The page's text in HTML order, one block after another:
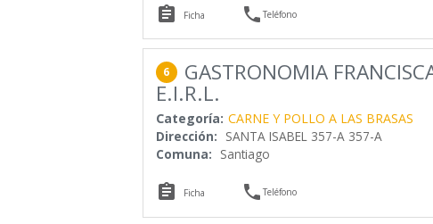
 Ficha Teléfono
6 GASTRONOMIA
E.I.R.L.
Categoría: CARNE Y POLLO A LAS BRASAS
Dirección: SANTA ISABEL 357-A 357-A
Comuna: Santiago
 Ficha Teléfono